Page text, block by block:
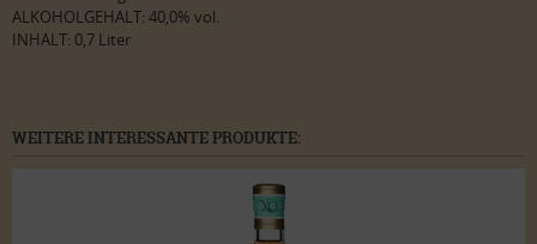
ALKOHOLGEHALT: 40,0% vol.
INHALT: 0,7 Liter
WEITERE INTERESSANTE PRODUKTE: